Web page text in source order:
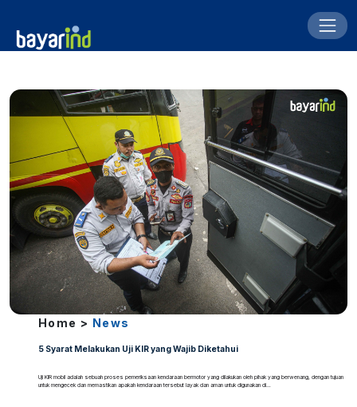
Home > News
5 Syarat Melakukan Uji KIR yang Wajib Diketahui
Uji KIR mobil adalah sebuah proses pemeriksaan kendaraan bermotor yang dilakukan oleh pihak yang berwenang, dengan tujuan
untuk mengecek dan memastikan apakah kendaraan tersebut layak dan aman untuk digunakan di…